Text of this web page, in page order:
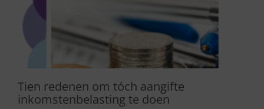
Tien redenen om tóch aangifte
inkomstenbelasting te doen